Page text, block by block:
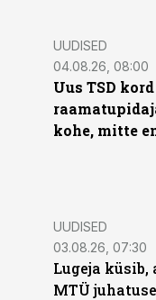
UUDISED
04.08.26, 08:00
Uus TSD
kohe, mitte
UUDISED
03.08.26, 07:30
Lugeja küsib,
MTÜ